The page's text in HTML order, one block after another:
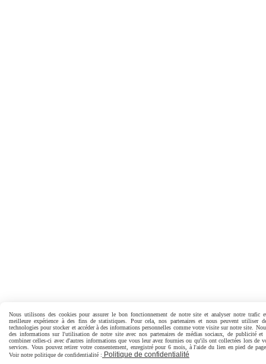
Nous utilisons des cookies pour assurer le bon fonctionnement de notre site et analyser notre trafic
meilleure expérience à des fins de statistiques. Pour cela, nos partenaires et nous peuvent utiliser
technologies pour stocker et accéder à des informations personnelles comme votre visite sur notre site.
des informations sur l'utilisation de notre site avec nos partenaires de médias sociaux, de publicité et
combiner celles-ci avec d'autres informations que vous leur avez fournies ou qu'ils ont collectées lors de
services. Vous pouvez retirer votre consentement, enregistré pour 6 mois, à l'aide du lien en pied de
Voir notre politique de confidentialité : Politique de confidentialité